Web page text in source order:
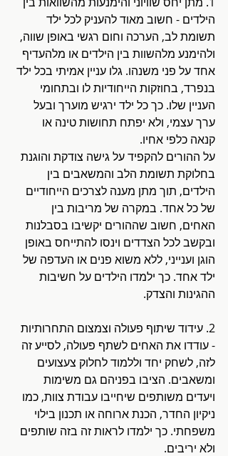
הילדים - חשוב מאוד להעניק לכל ילד
תשומת לב, הערכה וחום רגשי באופן שווה,
ולהימנע מלהשוות בין הילדים או מלהעדיף
אחד על פני משנהו. גלו עניין אמיתי בכל ילד
בנפרד, בחוזקות הייחודיות לו ובתחומי
העניין שלו. כך כל ילד ירגיש מוערך ובעל
ערך עצמי, ולא יפתח תחושות טינה או
קנאה כלפי אחיו.
על ההורים להקפיד על גישה צודקת והוגנת
בחלוקת תשומת הלב והמשאבים בין
הילדים, תוך מתן מענה לצרכים הייחודיים
של כל אחד. במקרה של מריבות בין
האחים, חשוב שההורים יקשיבו בסבלנות
ובקשב לכל הצדדים וינסו להתייחס באופן
הוגן וענייני, ללא משוא פנים או העדפה של
ילד אחד. כך ילמדו הילדים על חשיבות
ההגינות והצדק.
2. עידוד שיתוף פעולה וצמצום התחרותיות
- עודדו את האחים לשתף פעולה, לסייע זה
לזה, לשחק יחד וללמוד לחלוק צעצועים
ומשאבים. הציבו בפניהם גם משימות
ויעדים משותפים שיחייבו עבודת צוות, כמו
ניקיון החדר, הכנת ארוחה או תכנון בילוי
משפחתי. כך ילמדו לראות זה בזה שותפים
ולא יריבים.